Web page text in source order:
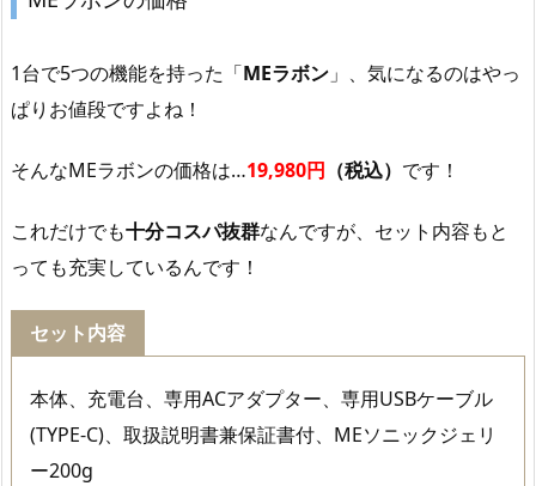
1台で5つの機能を持った「MEラボン 」、気になるのはやっ
ぱりお値段ですよね！
そんなMEラボンの価格は…19,980円 （税込） です！
これだけでも十分コスパ抜群なんですが、セット内容もと
っても充実しているんです！
セット内容
本体、充電台、専用ACアダプター、専用USBケーブル
(TYPE-C)、取扱説明書兼保証書付、MEソニックジェリ
ー200g